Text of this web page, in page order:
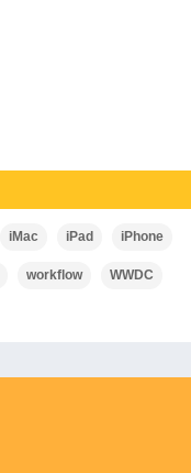
iMac iPad iPhone
workflow WWDC